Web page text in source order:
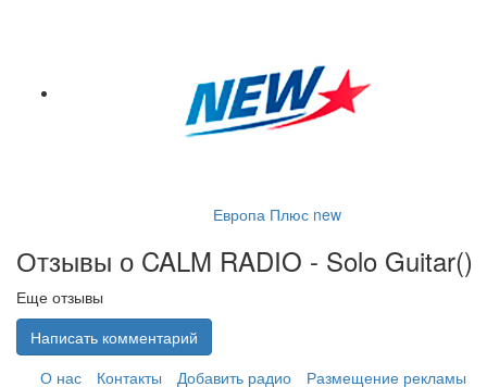
Европа Плюс new
Отзывы о CALM RADIO - Solo Guitar()
Еще отзывы
Написать комментарий
О нас
Контакты Добавить радио Размещение рекламы